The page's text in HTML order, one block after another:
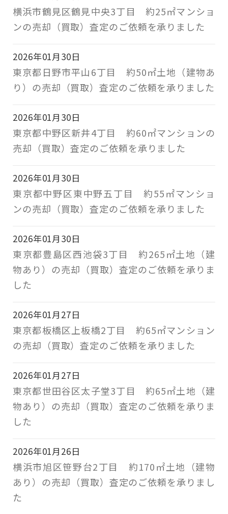
横浜市鶴見区鶴見中央3丁目 約25㎡マンショ
ンの売却（買取）査定のご依頼を承りました
2026年01月30日
東京都日野市平山6丁目 約50㎡土地（建物あ
り）の売却（買取）査定のご依頼を承りました
2026年01月30日
東京都中野区新井4丁目 約60㎡マンションの
売却（買取）査定のご依頼を承りました
2026年01月30日
東京都中野区東中野五丁目 約55㎡マンショ
ンの売却（買取）査定のご依頼を承りました
2026年01月30日
東京都豊島区西池袋3丁目 約265㎡土地（建
物あり）の売却（買取）査定のご依頼を承りま
した
2026年01月27日
東京都板橋区上板橋2丁目 約65㎡マンション
の売却（買取）査定のご依頼を承りました
2026年01月27日
東京都世田谷区太子堂3丁目 約65㎡土地（建
物あり）の売却（買取）査定のご依頼を承りま
した
2026年01月26日
横浜市旭区笹野台2丁目 約170㎡土地（建物
あり）の売却（買取）査定のご依頼を承りまし
た